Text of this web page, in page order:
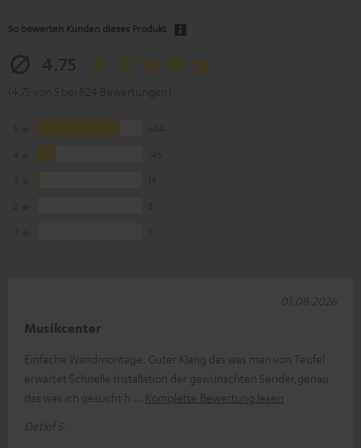
So bewerten Kunden dieses Produkt
Musikcenter
Einfache Wandmontage. Guter Klang das was man von Teufel
erwartet Schnelle Installation der gewünschten Sender,genau
das was ich gesucht h
Komplette Bewertung lesen
Detlef S.
01.08.2026